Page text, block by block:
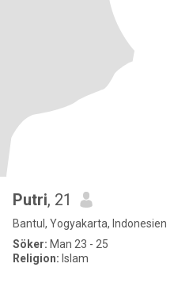
Putri, 21
Bantul, Yogyakarta, Indonesien
Söker: Man 23 - 25
Religion: Islam